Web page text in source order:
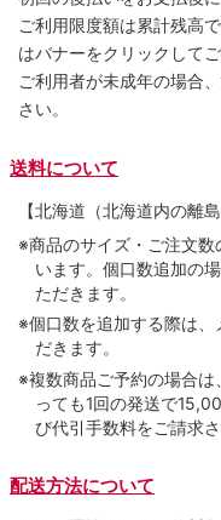
ご利用限度額は累計残高
はバナーをクリックしてご
ご利用者が未成年の場合
さい。
送料について
【北海道（北海道内の離
※商品のサイズ・ご注文
います。個口数追加の
ただきます。
※個口数を追加する際は、
だきます。
※複数商品ご予約の場合
っても1回の発送で
び代引手数料をご請求
配送方法について